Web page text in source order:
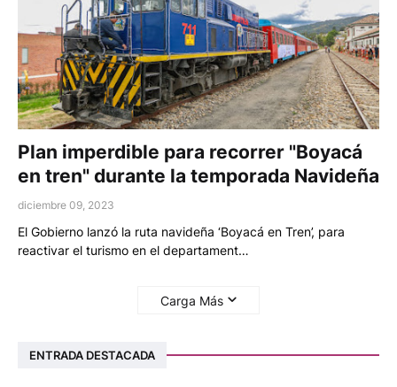
Plan imperdible para recorrer "Boyacá
en tren" durante la temporada Navideña
diciembre 09, 2023
El Gobierno lanzó la ruta navideña ‘Boyacá en Tren’, para
reactivar el turismo en el departament…
Carga Más
ENTRADA DESTACADA